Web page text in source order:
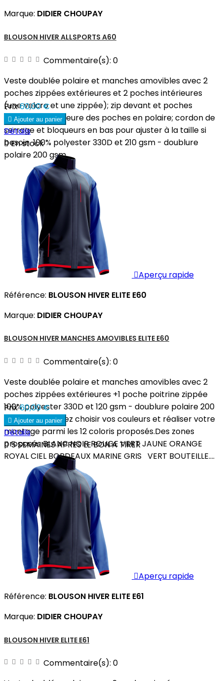
Marque: DIDIER CHOUPAY
BLOUSON HIVER ALLSPORTS A60
Commentaire(s): 0
Veste doublée polaire et manches amovibles avec 2
poches zippées extérieures et 2 poches intérieures
(une velcro et une zippée); zip devant et poches
recouvert; intérieure des poches en polaire; cordon de
serrage et bloqueurs en bas pour ajuster à la taille si
besoin. 100% polyester 330D et 210 gsm - doublure
polaire 200 gsm.
Prix60,00 €
 Ajouter au panier
Détails
En stock
Aperçu rapide
Référence: BLOUSON HIVER ELITE E60
Marque: DIDIER CHOUPAY
BLOUSON HIVER MANCHES AMOVIBLES ELITE E60
Commentaire(s): 0
Veste doublée polaire et manches amovibles avec 2
poches zippées extérieures +1 poche poitrine zippée
100% polyester 330D et 120 gsm - doublure polaire 200
gsm. Vous pouvez choisir vos couleurs et réaliser votre
montage parmi les 12 coloris proposés.Des zones
proposés BLANC NOIR ROUGE VERT JAUNE ORANGE
ROYAL CIEL BORDEAUX MARINE GRIS VERT BOUTEILLE....
Prix60,00 €
 Ajouter au panier
Détails
5 SEMAINES APRES LE BON A TIRER
Aperçu rapide
Référence: BLOUSON HIVER ELITE E61
Marque: DIDIER CHOUPAY
BLOUSON HIVER ELITE E61
Commentaire(s): 0